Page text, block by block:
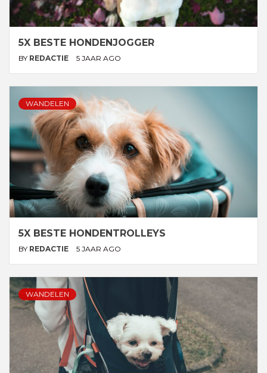
5X BESTE HONDENJOGGER
BY REDACTIE 5 JAAR AGO
WANDELEN
5X BESTE HONDENTROLLEYS
BY REDACTIE 5 JAAR AGO
WANDELEN